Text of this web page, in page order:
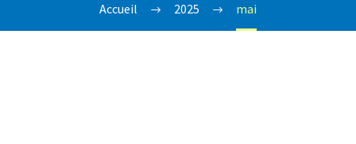
Accueil 2025 mai